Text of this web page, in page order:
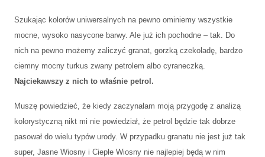
Szukając kolorów uniwersalnych na pewno ominiemy wszystkie
mocne, wysoko nasycone barwy. Ale już ich pochodne – tak. Do
nich na pewno możemy zaliczyć granat, gorzką czekoladę, bardzo
ciemny mocny turkus zwany petrolem albo cyraneczką.
Najciekawszy z nich to właśnie petrol.
Muszę powiedzieć, że kiedy zaczynałam moją przygodę z analizą
kolorystyczną nikt mi nie powiedział, że petrol będzie tak dobrze
pasował do wielu typów urody. W przypadku granatu nie jest już tak
super, Jasne Wiosny i Ciepłe Wiosny nie najlepiej będą w nim